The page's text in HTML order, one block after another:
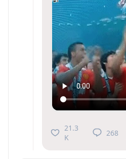
21.3
K
268